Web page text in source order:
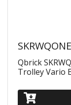
Qbrick
Trolley Vario